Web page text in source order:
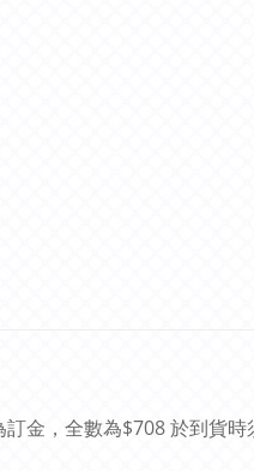
金，全數為$708 於到貨時